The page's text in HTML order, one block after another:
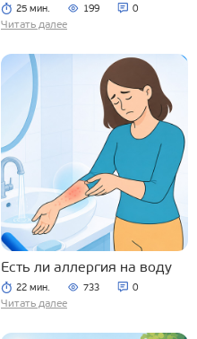
25 мин. 199 0
Читать далее
Есть ли аллергия на воду
22 мин. 733 0
Читать далее